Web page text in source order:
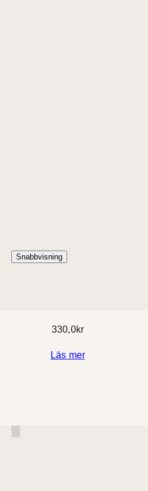
Snabbvisning
330,0kr
Läs mer